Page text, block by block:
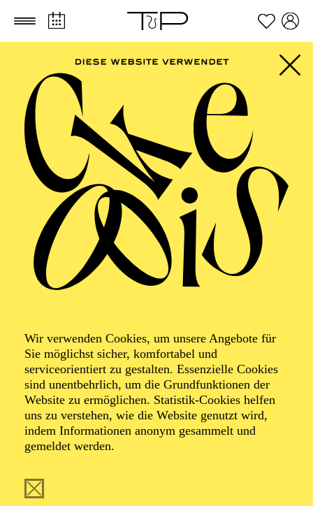
Zum Hauptinhalt springen Zum Footer springen
Wir verwenden Cookies, um unsere Angebote für
Sie möglichst sicher, komfortabel und
serviceorientiert zu gestalten. Essenzielle Cookies
sind unentbehrlich, um die Grundfunktionen der
Website zu ermöglichen. Statistik-Cookies helfen
uns zu verstehen, wie die Website genutzt wird,
indem Informationen anonym gesammelt und
gemeldet werden.
SCHAUSPIEL ESSEN
Uraufführung
All you need is ...
Ein musikalischer Abend von Torsten Kindermann
und Benjamin Benedict
(Auftragswerk)